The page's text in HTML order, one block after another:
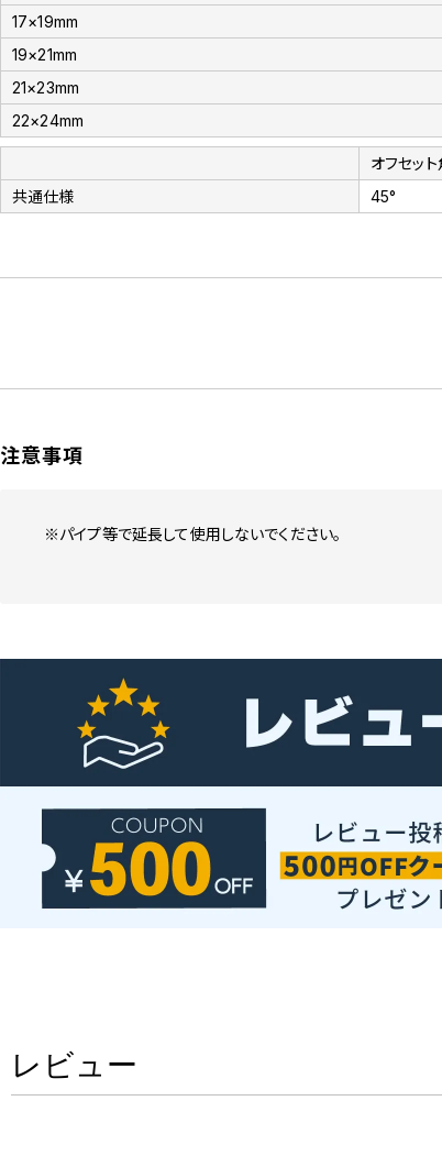
17×19mm
19×21mm
21×23mm
22×24mm
オフセット
共通仕様
45°
注意事項
※パイプ等で延長して使用しないでください。
レビュー